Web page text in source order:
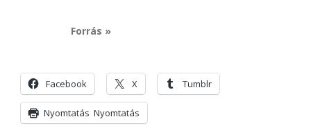
Forrás »
Facebook X Tumblr
Nyomtatás Nyomtatás